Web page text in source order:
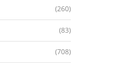
(260)
(83)
(708)